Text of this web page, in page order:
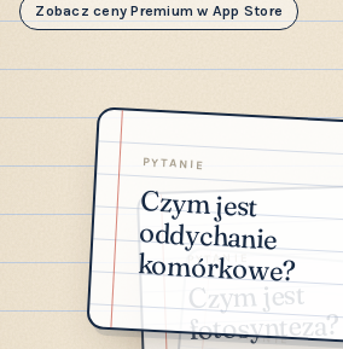
Zobacz ceny Premium w App Store
PYTANIE
Czym jest
oddychanie
komórkowe?
PYTANIE
Czym jest
fotosynteza?
PYTANIE